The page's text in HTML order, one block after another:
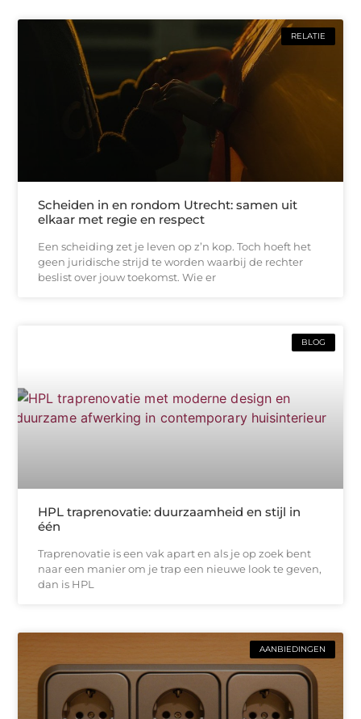
RELATIE
Scheiden in en rondom Utrecht: samen uit
elkaar met regie en respect
Een scheiding zet je leven op z’n kop. Toch hoeft het
geen juridische strijd te worden waarbij de rechter
beslist over jouw toekomst. Wie er
BLOG
HPL traprenovatie: duurzaamheid en stijl in
één
Traprenovatie is een vak apart en als je op zoek bent
naar een manier om je trap een nieuwe look te geven,
dan is HPL
AANBIEDINGEN